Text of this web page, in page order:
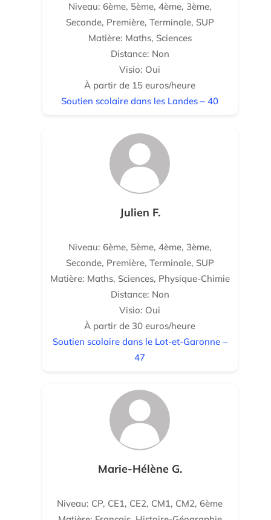
Niveau: 6ème, 5ème, 4ème, 3ème,
Seconde, Première, Terminale, SUP
Matière: Maths, Sciences
Distance: Non
Visio: Oui
À partir de 15 euros/heure
Soutien scolaire dans les Landes – 40
Julien F.
Niveau: 6ème, 5ème, 4ème, 3ème,
Seconde, Première, Terminale, SUP
Matière: Maths, Sciences, Physique-Chimie
Distance: Non
Visio: Oui
À partir de 30 euros/heure
Soutien scolaire dans le Lot-et-Garonne –
47
Marie-Hélène G.
Niveau: CP, CE1, CE2, CM1, CM2, 6ème